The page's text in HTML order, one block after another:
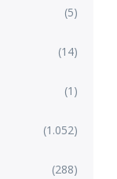
(5)
(14)
(1)
(1.052)
(288)